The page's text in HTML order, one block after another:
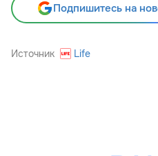
Подпишитесь на
Источник Life